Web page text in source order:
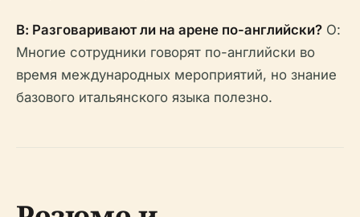
В: Разговаривают ли на арене по-английски? О:
Многие сотрудники говорят по-английски во
время международных мероприятий, но знание
базового итальянского языка полезно.